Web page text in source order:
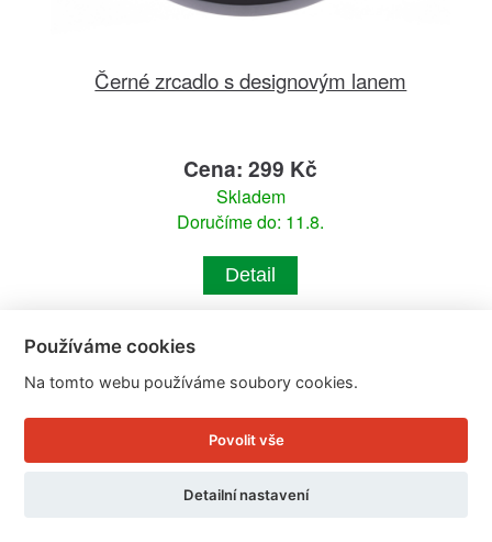
Černé zrcadlo s designovým lanem
Cena: 299 Kč
Skladem
Doručíme do: 11.8.
Detail
Používáme cookies
Na tomto webu používáme soubory cookies.
Povolit vše
Detailní nastavení